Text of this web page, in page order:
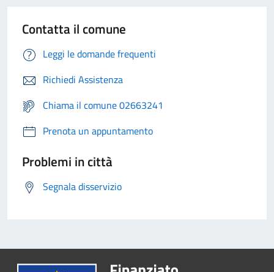
Contatta il comune
Leggi le domande frequenti
Richiedi Assistenza
Chiama il comune 02663241
Prenota un appuntamento
Problemi in città
Segnala disservizio